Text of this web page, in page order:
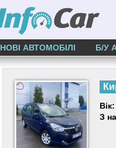
НОВІ АВТОМОБІЛІ Б/У
Вік:
З